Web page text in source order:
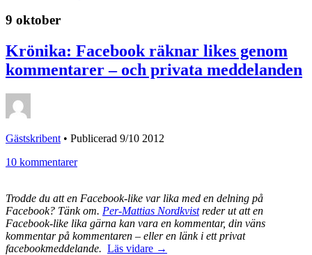
9 oktober
Krönika: Facebook räknar likes genom
kommentarer – och privata meddelanden
Gästskribent • Publicerad 9/10 2012
10 kommentarer
Trodde du att en Facebook-like var lika med en delning på
Facebook? Tänk om. Per-Mattias Nordkvistreder ut att en
Facebook-like lika gärna kan vara en kommentar, din väns
kommentar på kommentaren – eller en länk i ett privat
facebookmeddelande. Läs vidare →